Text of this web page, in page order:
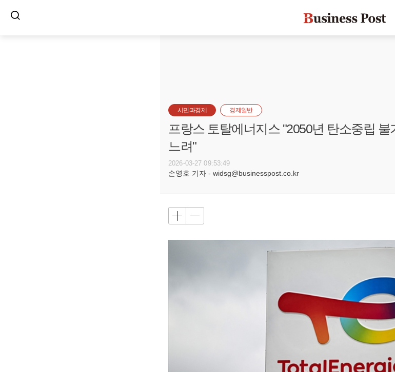
시민과경제 경제일반
프랑스 토탈에너지스 "2050년 탄소중립
느려"
2026-03-27 09:53:49
손영호 기자 - widsg@businesspost.co.kr